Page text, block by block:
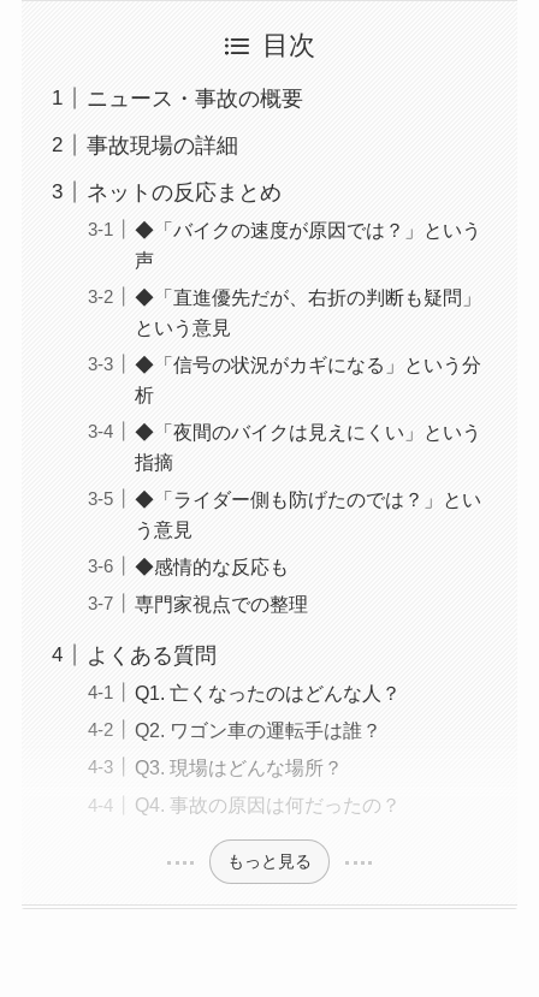
目次
ニュース・事故の概要
事故現場の詳細
ネットの反応まとめ
◆「バイクの速度が原因では？」という
声
◆「直進優先だが、右折の判断も疑問」
という意見
◆「信号の状況がカギになる」という分
析
◆「夜間のバイクは見えにくい」という
指摘
◆「ライダー側も防げたのでは？」とい
う意見
◆感情的な反応も
専門家視点での整理
よくある質問
Q1. 亡くなったのはどんな人？
Q2. ワゴン車の運転手は誰？
Q3. 現場はどんな場所？
Q4. 事故の原因は何だったの？
もっと見る